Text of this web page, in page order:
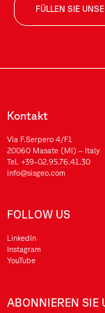
FÜLLEN SIE
Kontakt
Via F.Serpero 4/F1
20060 Masate (MI) – Italy
Tel. +39-02.95.76.41.30
info@sisgeo.com
FOLLOW US
LinkedIn
Instagram
YouTube
ABONNIEREN SIE